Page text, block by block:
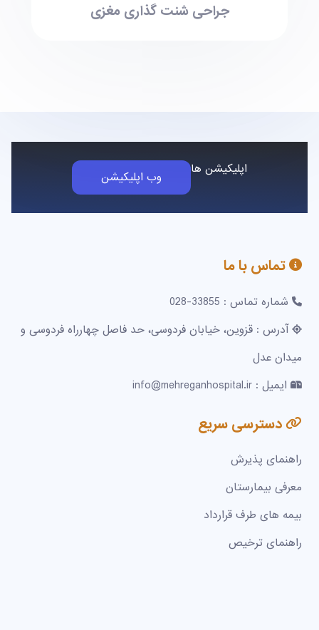
جراحی شنت گذاری مغزی
اپلیکیشن ها وب اپلیکیشن
تماس با ما
شماره تماس : 33855-028
آدرس : قزوین، خیابان فردوسی، حد فاصل چهارراه فردوسی و
میدان عدل
ایمیل : info@mehreganhospital.ir
دسترسی سریع
راهنمای پذیرش
معرفی بیمارستان
بیمه های طرف قرارداد
راهنمای ترخیص